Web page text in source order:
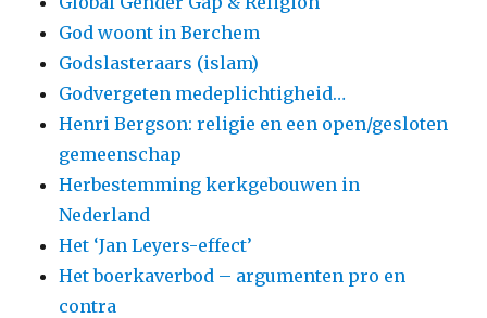
God woont in Berchem
Godslasteraars (islam)
Godvergeten medeplichtigheid…
Henri Bergson: religie en een open/gesloten
gemeenschap
Herbestemming kerkgebouwen in
Nederland
Het ‘Jan Leyers-effect’
Het boerkaverbod – argumenten pro en
contra